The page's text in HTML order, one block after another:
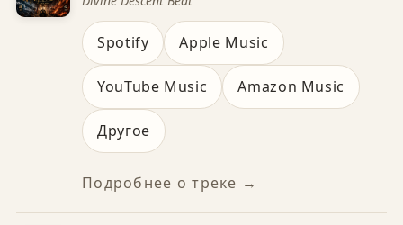
Spotify Apple Music
YouTube Music Amazon Music
Другое
Подробнее о треке →